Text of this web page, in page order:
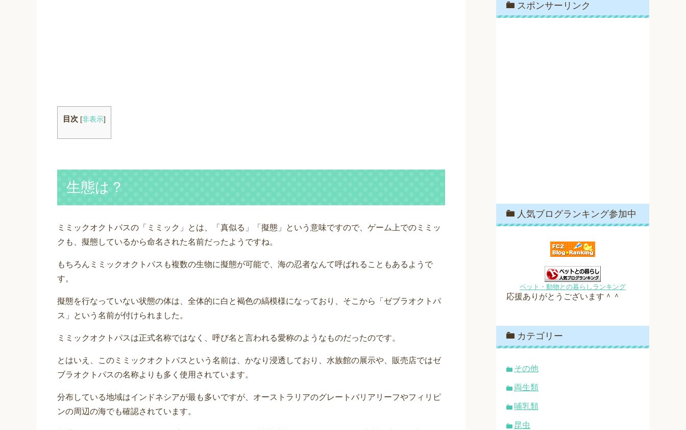
目次 [非表示]
生態は？
ミミックオクトパスの「ミミック」とは、「真似る」「擬態」という意味ですので、ゲーム上でのミミッ
クも、擬態しているから命名された名前だったようですね。
もちろんミミックオクトパスも複数の生物に擬態が可能で、海の忍者なんて呼ばれることもあるようで
す。
擬態を行なっていない状態の体は、全体的に白と褐色の縞模様になっており、そこから「ゼブラオクトパ
ス」という名前が付けられました。
ミミックオクトパスは正式名称ではなく、呼び名と言われる愛称のようなものだったのです。
とはいえ、このミミックオクトパスという名前は、かなり浸透しており、水族館の展示や、販売店ではゼ
ブラオクトパスの名称よりも多く使用されています。
分布している地域はインドネシアが最も多いですが、オーストラリアのグレートバリアリーフやフィリピ
ンの周辺の海でも確認されています。
スポンサーリンク
人気ブログランキング参加中
ペット・動物との暮らしランキング
応援ありがとうございます＾＾
カテゴリー
その他
両生類
哺乳類
昆虫